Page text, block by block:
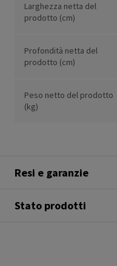
Larghezza netta del
prodotto (cm)
Profondità netta del
prodotto (cm)
Peso netto del prodotto
(kg)
Resi e garanzie
Stato prodotti